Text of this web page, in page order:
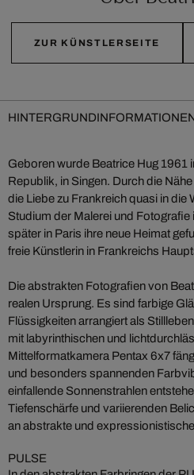
ZUR KÜNSTLERSEITE
Geboren wurde Beatrice Hug 1961
Republik, in Singen. Durch die
die Liebe zu Frankreich quasi in die
Studium der Malerei und Fotografie
später in Paris ihre neue Heimat
freie Künstlerin in Frankreichs
Die abstrakten Fotografien von
realen Ursprung. Es sind farbige
Flüssigkeiten arrangiert als
mit labyrinthischen und
Mittelformatkamera Pentax 6x7
und besonders spannenden
einfallende Sonnenstrahlen
Tiefenschärfe und variierenden
an abstrakte und
PULSE